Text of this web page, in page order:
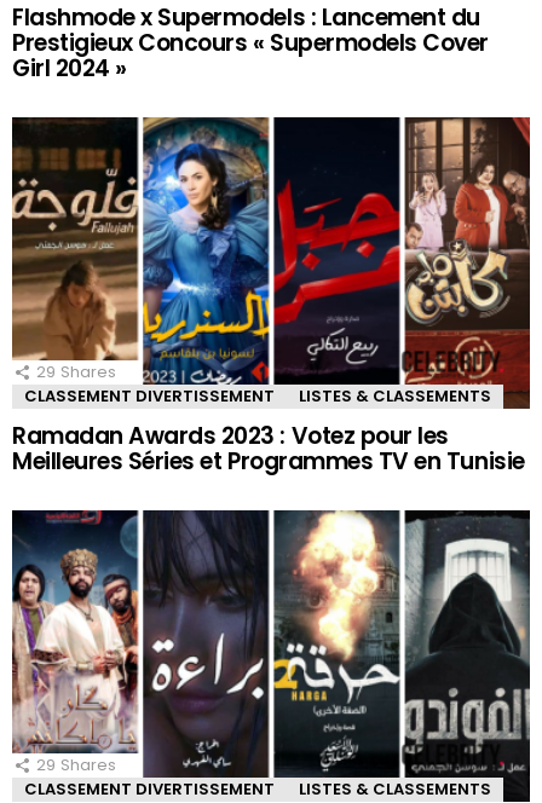
Flashmode x Supermodels : Lancement du
Prestigieux Concours « Supermodels Cover
Girl 2024 »
29 Shares
CLASSEMENT DIVERTISSEMENT
LISTES & CLASSEMENTS
Ramadan Awards 2023 : Votez pour les
Meilleures Séries et Programmes TV en Tunisie
29 Shares
CLASSEMENT DIVERTISSEMENT
LISTES & CLASSEMENTS